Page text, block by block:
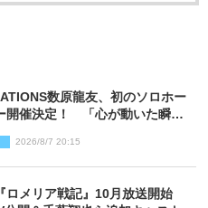
数原龍友、初のソロホー
開催決定！ 「心が動いた瞬間
2026/8/7 20:15
ロメリア戦記』10月放送開始